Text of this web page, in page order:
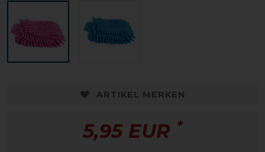
ARTIKEL MERKEN
5,95 EUR *